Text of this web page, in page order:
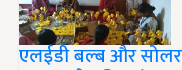
एलईडी बल्ब और